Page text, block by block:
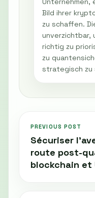
Bild ihrer
zu schaffen.
unverzichtbar,
richtig zu
zu
strategisch zu
PREVIOUS POST
Sécuriser
route post-
blockchain et